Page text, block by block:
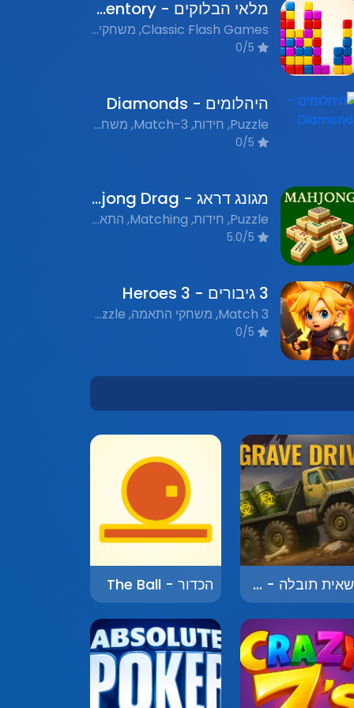
מלאי הבלוקים - Block Inventory
Classic Flash Games, משחקי פלאש נוסטלגים, Puzzle, חידות, Match-3, התאמות
היהלומים - Diamonds
Puzzle, חידות, Match-3, משחקי התאמה, משחקי פלאש נוסטלגים
מגונג דראג - Mahjong Drag
Puzzle, חידות, Matching, התאמה, Flash Games, משחקי פלאש
3 גיבורים - 3 Heroes
Match 3, משחקי התאמה, Puzzle, חידות, Nostalgic Flash Games, משחקי פלאש נוסטלגים
משאית תובלה - Truck Transport הכדור - The Ball